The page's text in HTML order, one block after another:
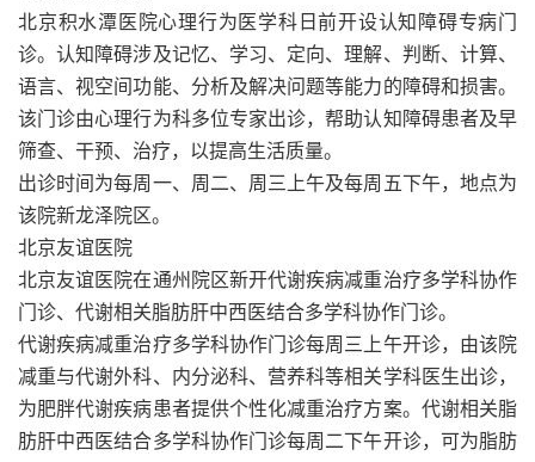
北京积水潭医院心理行为医学科日前开设认知障碍专病门
诊。认知障碍涉及记忆、学习、定向、理解、判断、计算、
语言、视空间功能、分析及解决问题等能力的障碍和损害。
该门诊由心理行为科多位专家出诊，帮助认知障碍患者及早
筛查、干预、治疗，以提高生活质量。
出诊时间为每周一、周二、周三上午及每周五下午，地点为
该院新龙泽院区。
北京友谊医院
北京友谊医院在通州院区新开代谢疾病减重治疗多学科协作
门诊、代谢相关脂肪肝中西医结合多学科协作门诊。
代谢疾病减重治疗多学科协作门诊每周三上午开诊，由该院
减重与代谢外科、内分泌科、营养科等相关学科医生出诊，
为肥胖代谢疾病患者提供个性化减重治疗方案。代谢相关脂
肪肝中西医结合多学科协作门诊每周二下午开诊，可为脂肪